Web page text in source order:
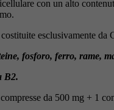
con un alto
esclusivamente
fosforo, ferro, rame,
B2.
da 500 mg + 1